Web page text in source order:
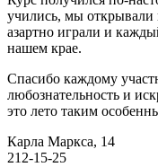
учились, мы открывали
азартно играли и
нашем крае.
Спасибо каждому
любознательность и
это лето таким
Карла Маркса, 14
212-15-25